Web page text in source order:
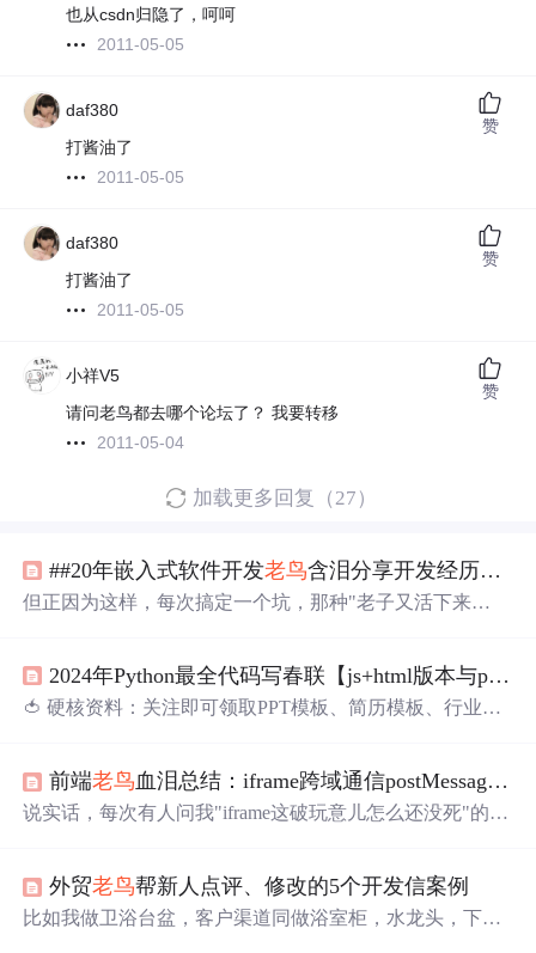
也从csdn归隐了，呵呵
2011-05-05
daf380
打酱油了
2011-05-05
赞
daf380
打酱油了
2011-05-05
赞
小祥V5
请问老鸟都去哪个论坛了？ 我要转移
2011-05-04
赞
加载更多回复（27）
##20年嵌入式软件开发老鸟含泪分享开发经历&闭坑指南@@
但正因为这样，每次搞定一个坑，那种"老子又活下来
隔离，地线给老子加共模电感！：自己写的SPI屏驱动没注
释，三年后新人接手改参数，把60fps改成75fps直接花屏，
炉子废品。：用bsdiff算法做差分升级，没考虑flash擦除粒
度，升级后数据错位，3000台智能锁集体变砖。
2024年Python最全代码写春联【js+html版本与python版本】，2024年最新进大厂面试难不难
🍅 硬核资料：关注即可领取PPT模板、简历模板、行业经
技术群里的小伙伴们共同投稿，热乎的大厂面试真题，持
续更新中。🍅 知识体系：含编程语言、算法、大数据生态
成体系，遇到问题时只是浅尝辄止，不再深入研究，那么
很难做到真正的技术提升。需要这份系统化学习资料的朋
友，可以戳这里获取。
前端老鸟血泪总结：iframe跨域通信postMessage实战避坑指南
说实话，每次有人问我"iframe这破玩意儿怎么还没死"的时
Vue3、React19、各种微前端框架吹得天花乱坠，结果一到
实际项目里，产品经理甩过来一个需求：“我们要嵌入第三
外贸老鸟帮新人点评、修改的5个开发信案例
比如我做卫浴台盆，客户渠道同做浴室柜，水龙头，下